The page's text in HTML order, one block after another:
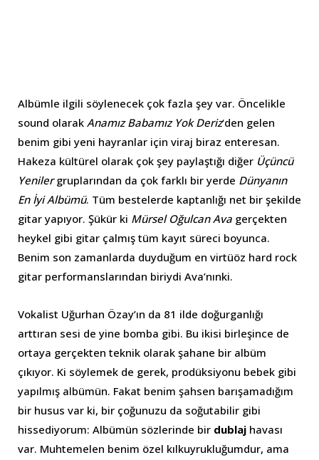
Albümle ilgili söylenecek çok fazla şey var. Öncelikle
sound olarak Anamız Babamız Yok Deriz‘den gelen
benim gibi yeni hayranlar için viraj biraz enteresan.
Hakeza kültürel olarak çok şey paylaştığı diğer Üçüncü
Yenilergruplarından da çok farklı bir yerde Dünyanın
En İyi Albümü. Tüm bestelerde kaptanlığı net bir şekilde
gitar yapıyor. Şükür ki Mürsel Oğulcan Ava gerçekten
heykel gibi gitar çalmış tüm kayıt süreci boyunca.
Benim son zamanlarda duyduğum en virtüöz hard rock
gitar performanslarından biriydi Ava’nınki.
Vokalist Uğurhan Özay’ın da 81 ilde doğurganlığı
arttıran sesi de yine bomba gibi. Bu ikisi birleşince de
ortaya gerçekten teknik olarak şahane bir albüm
çıkıyor. Ki söylemek de gerek, prodüksiyonu bebek gibi
yapılmış albümün. Fakat benim şahsen barışamadığım
bir husus var ki, bir çoğunuzu da soğutabilir gibi
hissediyorum: Albümün sözlerinde bir dublaj havası
var. Muhtemelen benim özel kılkuyrukluğumdur, ama